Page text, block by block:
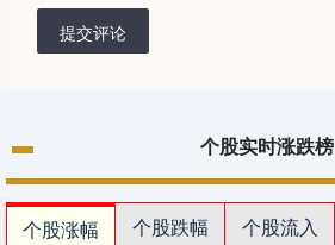
提交评论
个股实时涨跌榜
个股涨幅 个股跌幅 个股流入